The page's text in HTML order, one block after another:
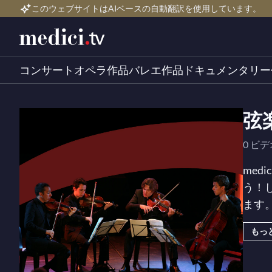
このウェブサイトはAIベースの自動翻訳を使用しています。
コンサート オペラ作品バレエ作品 ドキュメンタリ
弦
0 ビデ
う！
ます
弦楽
で、
もっ